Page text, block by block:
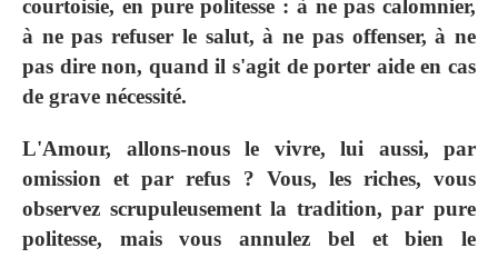
courtoisie, en pure politesse : à ne pas calomnier,
à ne pas refuser le salut, à ne pas offenser, à ne
pas dire non, quand il s'agit de porter aide en cas
de grave nécessité.
L'Amour, allons-nous le vivre, lui aussi, par
omission et par refus ? Vous, les riches, vous
observez scrupuleusement la tradition, par pure
politesse, mais vous annulez bel et bien le